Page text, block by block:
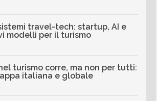
travel-tech: startup, AI e
modelli per il turismo
nel turismo corre, ma non per tutti:
italiana e globale